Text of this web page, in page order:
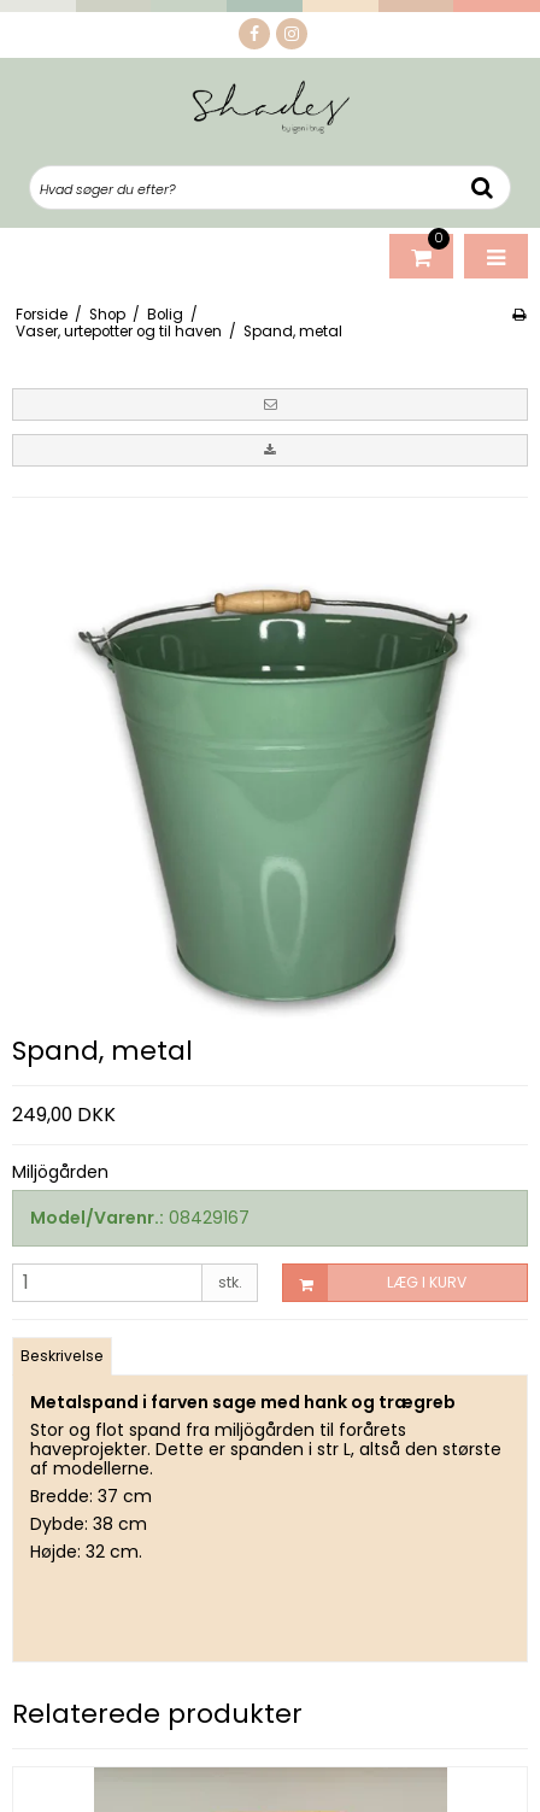
0
Forside / Shop / Bolig /
Vaser, urtepotter og til haven / Spand, metal
Spand, metal
249,00 DKK
Miljögården
Model/Varenr.: 08429167
stk. LÆG I KURV
Beskrivelse
Metalspand i farven sage med hank og trægreb
Stor og flot spand fra miljögården til forårets
haveprojekter. Dette er spanden i str L, altså den største
af modellerne.
Bredde: 37 cm
Dybde: 38 cm
Højde: 32 cm.
Relaterede produkter